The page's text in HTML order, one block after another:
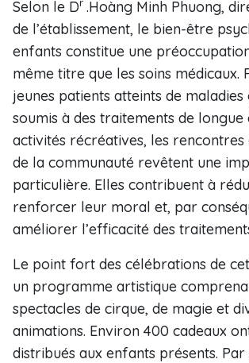
Selon le D .Hoàng Minh Phuong,
de l’établissement, le bien-être
enfants constitue une
même titre que les soins médicaux.
jeunes patients atteints de
soumis à des traitements de longue
activités récréatives, les rencontres
de la communauté revêtent une
particulière. Elles contribuent à
renforcer leur moral et, par
améliorer l’efficacité des
Le point fort des célébrations de
un programme artistique
spectacles de cirque, de magie et
animations. Environ 400 cadeaux
distribués aux enfants présents.